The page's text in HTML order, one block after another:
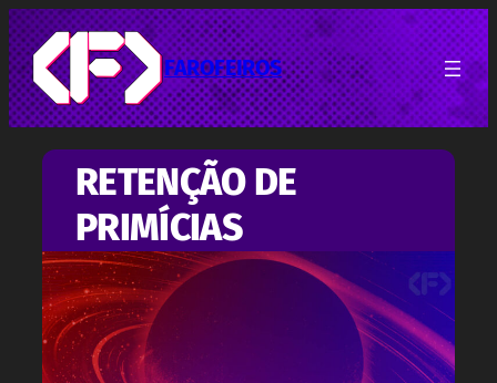
Pular
para
o
conteúdo
FAROFEIROS
RETENÇÃO DE
PRIMÍCIAS